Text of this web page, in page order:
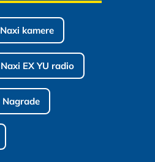
Naxi kamere
Naxi EX YU radio
Nagrade